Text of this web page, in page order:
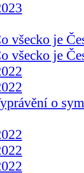
všecko je
všecko je
o